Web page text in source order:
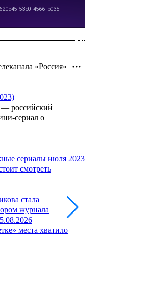
«Россия»
— российский
сериал о
сериалы июля 2023
смотреть
стала
журнала
места хватило